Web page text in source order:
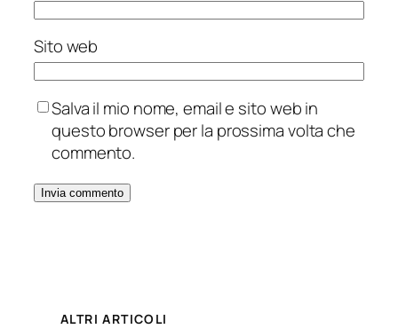
Sito web
Salva il mio nome, email e sito web in
questo browser per la prossima volta che
commento.
ALTRI ARTICOLI